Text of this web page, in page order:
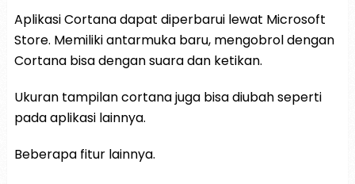
Aplikasi Cortana dapat diperbarui lewat Microsoft
Store. Memiliki antarmuka baru, mengobrol dengan
Cortana bisa dengan suara dan ketikan.
Ukuran tampilan cortana juga bisa diubah seperti
pada aplikasi lainnya.
Beberapa fitur lainnya.